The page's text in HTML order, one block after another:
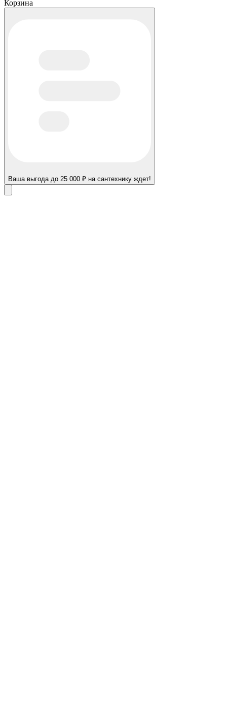
Корзина
Ваша выгода до 25 000 ₽ на сантехнику ждет!